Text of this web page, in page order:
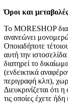
Όροι και
To MORESHOP
ανανεώνει
Οποιαδήποτε
αυτή την
διατηρεί το
(ενδεικτικά
περιγραφή κλπ),
Διευκρινίζεται ότι
τις οποίες έχετε ήδη